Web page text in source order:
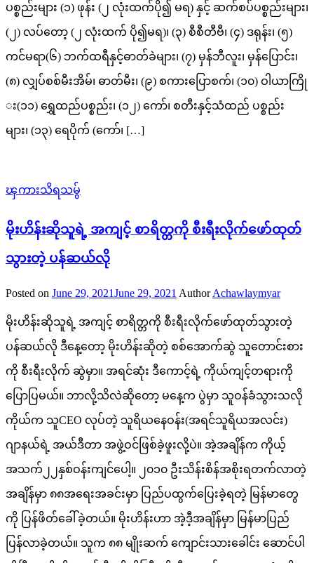
ပစ္စည်းများ (၁) ဖုန်း (၂ လုံးထက်ပို၍ မရ) နှင့် ဆက်စပ်ပစ္စည်းများ၊
(၂) လပ်တော့ (၂ လုံးထက် ပို၍မရ)၊ (၃) စီစီတီဗီ၊ (၄) ဒရုန်း၊ (၅)
ကင်မရာ(၆) ဘက်ထရီနှင့်ဓာတ်ခဲများ၊ (၇) မှန်ဘီလူး၊ မှန်ပြောင်း၊
(၈) လျှပ်စစ်မီးအိမ်၊ ဓာတ်မီး၊ (၉) စကားပြောစက်၊ (၁၀) ဝါယာကြို
း(၁၁) ရွှေထည်ပစ္စည်း၊ (၁၂) ကော်၊ စတီးနှင့်သံထည် ပစ္စည်း
များ၊ (၁၃) ရေပိုက် (ကော်၊ […]
ၾကားသိရသမွ်
မိုးဟိန်းဆိုသူရဲ့ အကျင့် စာရိတ္တကို စီးရီးလိုက်ဖော်ထုတ်
သွားတဲ့ ပန်ဆယ်လို
Posted on June 29, 2021June 29, 2021 Author Achawlaymyar
မိုးဟိန်းဆိုသူရဲ့ အကျင့် စာရိတ္တကို စီးရီးလိုက်ဖော်ထုတ်သွားတဲ့
ပန်ဆယ်လို ဒီနေ့တော့ မိုးဟိန်းဆိုတဲ့ စစ်အောက်ဆွဲ သူတောင်းစား
ကို စီးရီးလိုက် ဆွဲမှာ။ အရင်ဆုံး ဒီကောင့်ရဲ့ ကိုယ်ကျင့်တရားကို
ပြောပြမယ်။ ဘာလို့သိလဲဆိုတော့ မနေ့က ပွဲမှာ သူဝန်ခံသွားသလို
ကိုယ်က သူCEO လုပ်တဲ့ သူရိယနေဝန်း(အရင်သူရိယအလင်း)
ဂျာနယ်ရဲ့ အယ်ဒီတာ အဖွဲ့ဝင်ဖြစ်ခဲ့ဖူးလို့ပဲ။ အဲ့အချိန်က ကိုယ့်
အသက်၂၂နှစ်ဝန်းကျင်ပေါ့။ ၂၀၁၀ ဦးသိန်းစိန်အစိုးရတက်လာတဲ့
အချိန်မှာ ၈၈အရေးအခင်းမှာ ပြည်ပထွက်ပြေးခဲ့ရတဲ့ မြန်မာတွေ
ကို ပြန်ဖိတ်ခေါ်ခဲ့တယ်။ မိုးဟိန်းဟာ အဲ့ဒီ့အချိန်မှာ မြန်မာပြည်
ပြန်လာခဲ့တယ်။ သူက ၈၈ မျိုးဆက် ကျောင်းသားခေါင်း ဆောင်ပါ